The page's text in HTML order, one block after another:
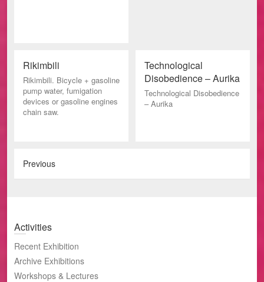
Rikimbili
Rikimbili. Bicycle + gasoline
pump water, fumigation
devices or gasoline engines
chain saw.
Technological
Disobedience – Aurika
Technological Disobedience
– Aurika
Previous
Activities
Recent Exhibition
Archive Exhibitions
Workshops & Lectures